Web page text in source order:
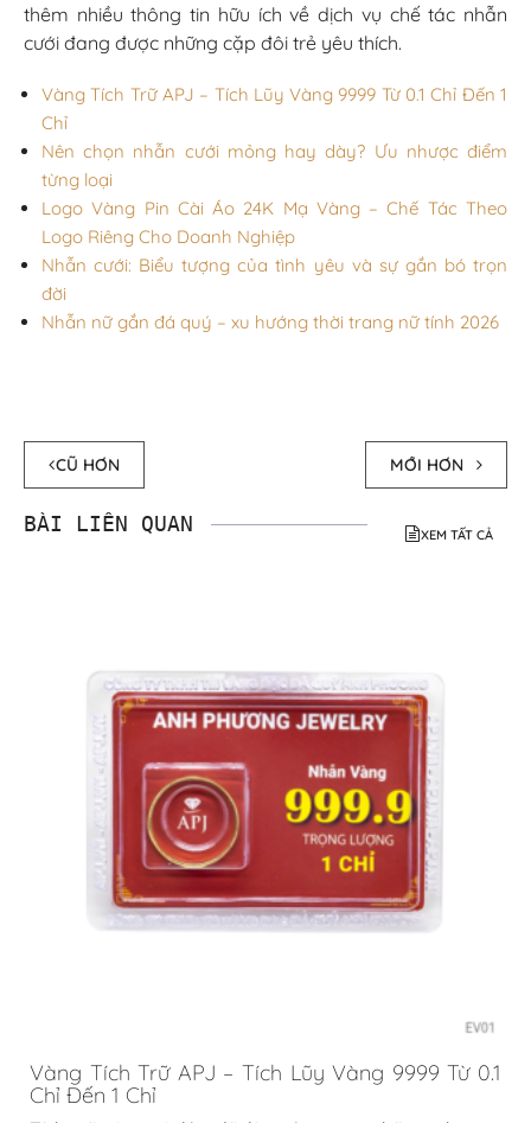
thêm nhiều thông tin hữu ích về dịch vụ chế tác nhẫn
cưới đang được những cặp đôi trẻ yêu thích.
Vàng Tích Trữ APJ – Tích Lũy Vàng 9999 Từ 0.1 Chỉ Đến 1
Chỉ
Nên chọn nhẫn cưới mỏng hay dày? Ưu nhược điểm
từng loại
Logo Vàng Pin Cài Áo 24K Mạ Vàng – Chế Tác Theo
Logo Riêng Cho Doanh Nghiệp
Nhẫn cưới: Biểu tượng của tình yêu và sự gắn bó trọn
đời
Nhẫn nữ gắn đá quý – xu hướng thời trang nữ tính 2026
CŨ HƠN MỚI HƠN
XEM TẤT CẢ
BÀI LIÊN QUAN
Vàng Tích Trữ APJ – Tích Lũy Vàng 9999 Từ 0.1
Chỉ Đến 1 Chỉ